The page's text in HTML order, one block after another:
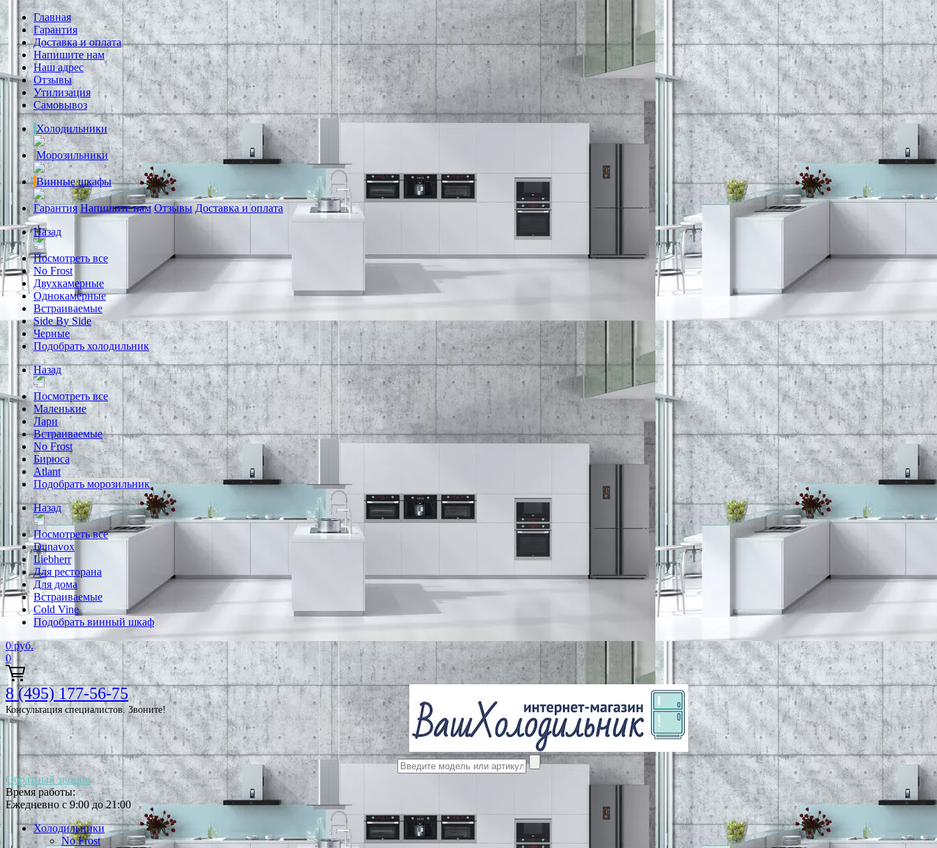
Главная
Гарантия
Доставка и оплата
Напишите нам
Наш адрес
Отзывы
Утилизация
Самовывоз
Холодильники
Морозильники
Винные шкафы
Гарантия Напишите нам Отзывы Доставка и оплата
Назад
Посмотреть все
No Frost
Двухкамерные
Однокамерные
Встраиваемые
Side By Side
Черные
Подобрать холодильник
Назад
Посмотреть все
Маленькие
Лари
Встраиваемые
No Frost
Бирюса
Atlant
Подобрать морозильник
Назад
Посмотреть все
Dunavox
Liebherr
Для ресторана
Для дома
Встраиваемые
Cold Vine
Подобрать винный шкаф
0 руб.
0
8 (495) 177-56-75
Консультация специалистов. Звоните!
Обратный звонок
Время работы:
Ежедневно с 9:00 до 21:00
Холодильники
No Frost